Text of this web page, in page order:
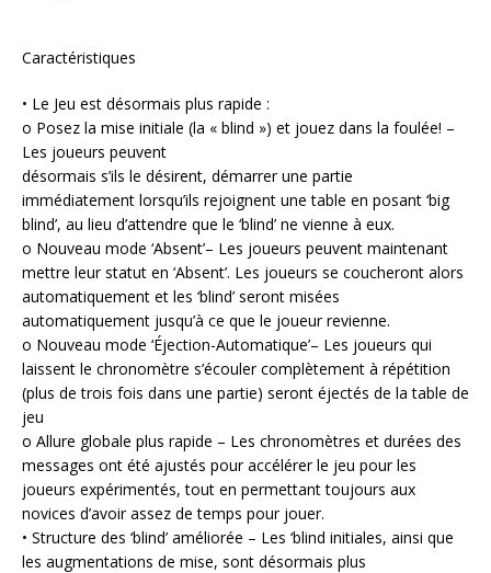
Caractéristiques
• Le Jeu est désormais plus rapide :
o Posez la mise initiale (la « blind ») et jouez dans la foulée! –
Les joueurs peuvent
désormais s’ils le désirent, démarrer une partie
immédiatement lorsqu’ils rejoignent une table en posant ‘big
blind’, au lieu d’attendre que le ‘blind’ ne vienne à eux.
o Nouveau mode ‘Absent’– Les joueurs peuvent maintenant
mettre leur statut en ‘Absent’. Les joueurs se coucheront alors
automatiquement et les ‘blind’ seront misées
automatiquement jusqu’à ce que le joueur revienne.
o Nouveau mode ‘Éjection-Automatique’– Les joueurs qui
laissent le chronomètre s’écouler complètement à répétition
(plus de trois fois dans une partie) seront éjectés de la table de
jeu
o Allure globale plus rapide – Les chronomètres et durées des
messages ont été ajustés pour accélérer le jeu pour les
joueurs expérimentés, tout en permettant toujours aux
novices d’avoir assez de temps pour jouer.
• Structure des ‘blind’ améliorée – Les ‘blind initiales, ainsi que
les augmentations de mise, sont désormais plus